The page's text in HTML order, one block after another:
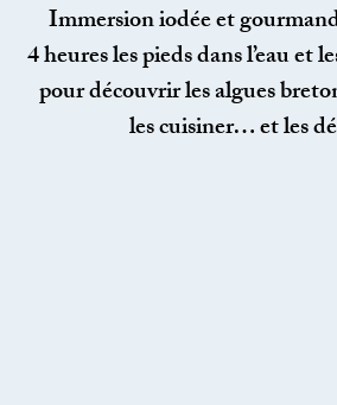
Immersion iodée et
4 heures les pieds dans l’eau et
pour découvrir les algues
les cuisiner… et les